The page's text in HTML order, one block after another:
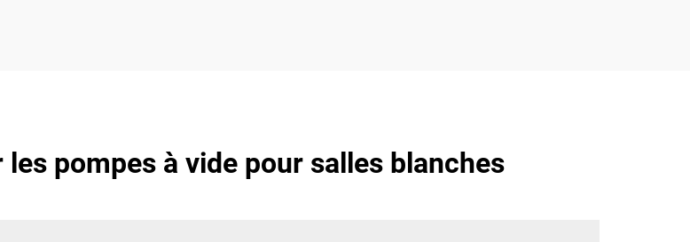
pompes à vide pour salles blanches